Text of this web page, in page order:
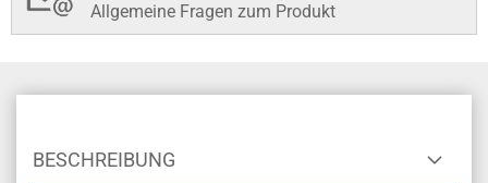
Allgemeine Fragen zum Produkt
BESCHREIBUNG